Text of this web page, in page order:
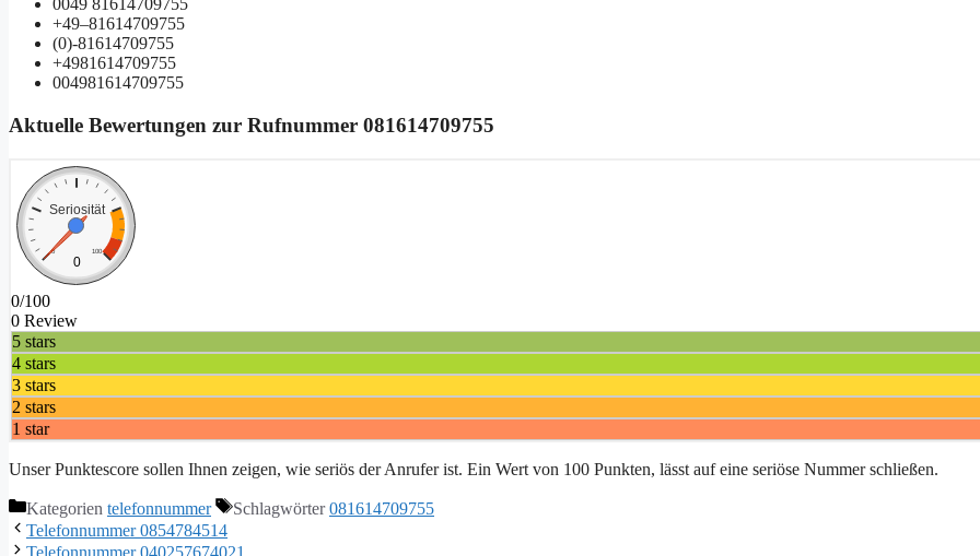
0049 81614709755
+49–81614709755
(0)-81614709755
+4981614709755
004981614709755
Aktuelle Bewertungen zur Rufnummer 081614709755
Seriosität
0 100
0
0/100
0 Review
5 stars
4 stars
3 stars
2 stars
1 star
Unser Punktescore sollen Ihnen zeigen, wie seriös der Anrufer ist. Ein Wert von 100 Punkten, lässt auf eine seriöse Nummer schließen.
Kategorien telefonnummer Schlagwörter081614709755
Telefonnummer 0854784514
Telefonnummer 040257674021